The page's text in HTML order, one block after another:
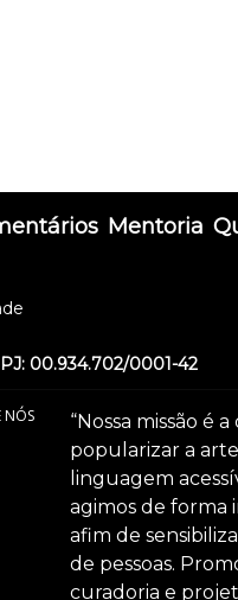
Mentoria
00.934.702/0001-42
NÓS
“Nossa missão é
popularizar a
linguagem
agimos de forma
afim de
de pessoas.
curadoria e